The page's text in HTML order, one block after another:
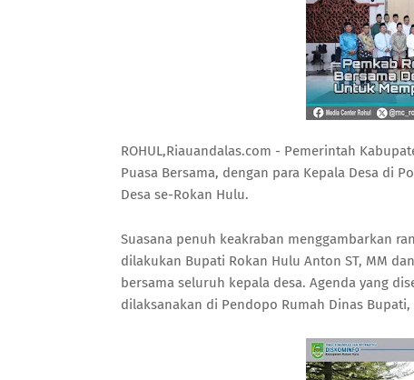
ROHUL,Riauandalas.com - Pemerintah
Puasa Bersama, dengan para Kepala Desa di
Desa se-Rokan Hulu.
Suasana penuh keakraban menggambarkan
dilakukan Bupati Rokan Hulu Anton ST, MM
bersama seluruh kepala desa. Agenda yang
dilaksanakan di Pendopo Rumah Dinas